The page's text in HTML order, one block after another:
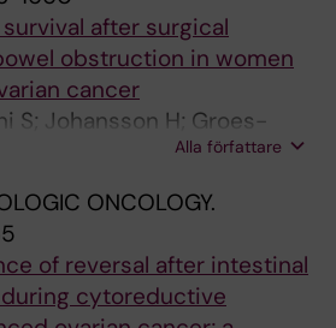
after surgical
obstruction in women
cancer
S; Johansson H; Groes-
Alla författare
ONCOLOGY.
of reversal after intestinal
cytoreductive